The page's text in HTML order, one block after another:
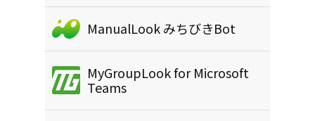
ManualLook みちびきBot
MyGroupLook for Microsoft
Teams